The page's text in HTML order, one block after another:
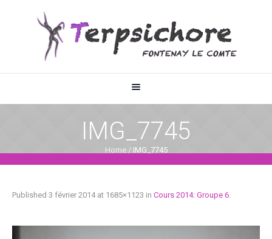
IMG_7745
Home / IMG_7745
Published 3 février 2014at 1685×1123 in Cours 2014: Groupe 6.